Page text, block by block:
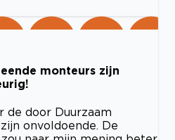
monteurs zijn
de door Duurzaam
onvoldoende. De